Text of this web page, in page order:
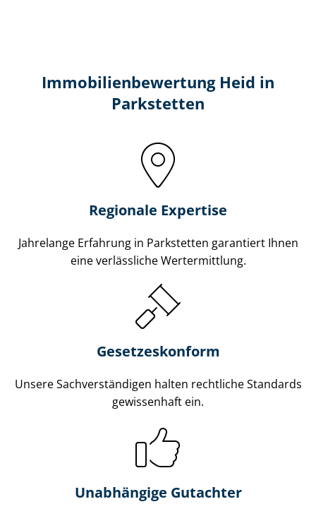
Immobilien­bewertung Heid in
Parkstetten
Regionale Expertise
Jahrelange Erfahrung in Parkstetten garantiert Ihnen
eine verlässliche Wertermittlung.
Gesetzes­konform
Unsere Sach­ver­stän­di­gen halten rechtliche Standards
gewissenhaft ein.
Unabhängige Gutachter